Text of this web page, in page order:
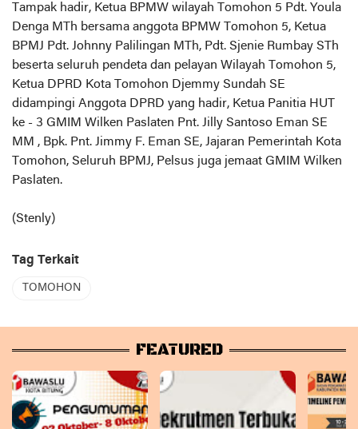
Tampak hadir, Ketua BPMW wilayah Tomohon 5 Pdt. Youla
Denga MTh bersama anggota BPMW Tomohon 5, Ketua
BPMJ Pdt. Johnny Palilingan MTh, Pdt. Sjenie Rumbay STh
beserta seluruh pendeta dan pelayan Wilayah Tomohon 5,
Ketua DPRD Kota Tomohon Djemmy Sundah SE
didampingi Anggota DPRD yang hadir, Ketua Panitia HUT
ke - 3 GMIM Wilken Paslaten Pnt. Jilly Santoso Eman SE
MM , Bpk. Pnt. Jimmy F. Eman SE, Jajaran Pemerintah Kota
Tomohon, Seluruh BPMJ, Pelsus juga jemaat GMIM Wilken
Paslaten.
(Stenly)
Tag Terkait
TOMOHON
FEATURED